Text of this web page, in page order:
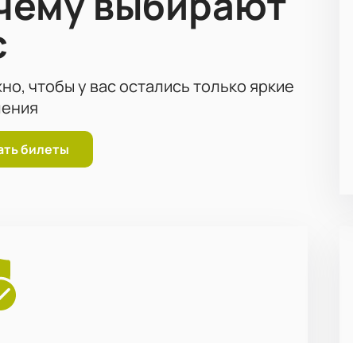
чтобы у вас остались только яркие
билеты